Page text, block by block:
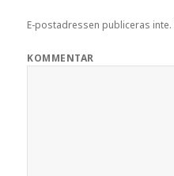
E-postadressen publiceras inte.
KOMMENTAR